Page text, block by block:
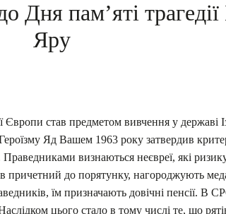
Дня пам’яті
Яру
Європи став предметом вивчення у державі
Яд Вашем 1963 року затвердив
визнаються неєвреї, які
причетний до порятунку, нагороджують
їм призначають довічні пенсії. В
цього стало в тому числі те, що